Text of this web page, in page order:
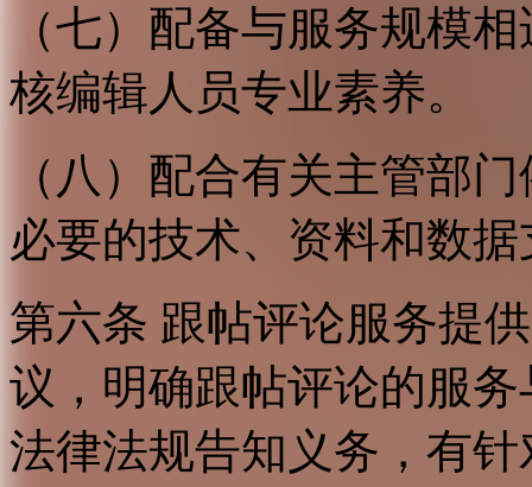
（七）配备与服务规模
核编辑人员专业素养。
（八）配合有关主管部
必要的技术、资料和数
第六条 跟帖评论服务提
议，明确跟帖评论的服
法律法规告知义务，有